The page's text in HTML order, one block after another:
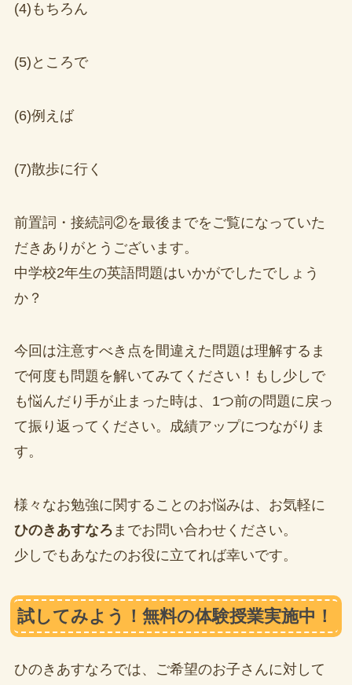
(4)もちろん
(5)ところで
(6)例えば
(7)散歩に行く
前置詞・接続詞②を最後までをご覧になっていた
だきありがとうございます。
中学校2年生の英語問題はいかがでしたでしょう
か？
今回は注意すべき点を間違えた問題は理解するま
で何度も問題を解いてみてください！もし少しで
も悩んだり手が止まった時は、1つ前の問題に戻っ
て振り返ってください。成績アップにつながりま
す。
様々なお勉強に関することのお悩みは、お気軽に
ひのきあすなろ までお問い合わせください。
少しでもあなたのお役に立てれば幸いです。
試してみよう！無料の体験授業実施中！
ひのきあすなろでは、ご希望のお子さんに対して